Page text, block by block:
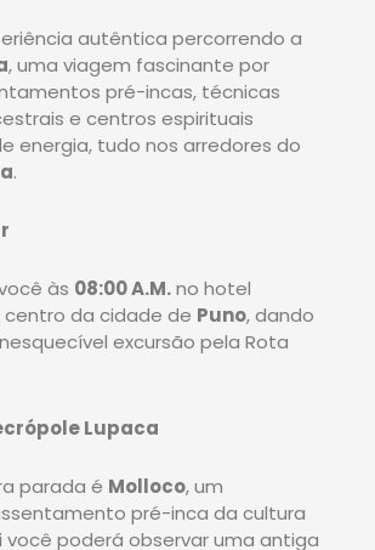
autêntica percorrendo a
, uma viagem fascinante por
pré-incas, técnicas
e centros espirituais
energia, tudo nos arredores do
.
às 08:00 A.M.no hotel
centro da cidade de Puno, dando
excursão pela Rota
Lupaca
parada é Molloco, um
pré-inca da cultura
você poderá observar uma antiga